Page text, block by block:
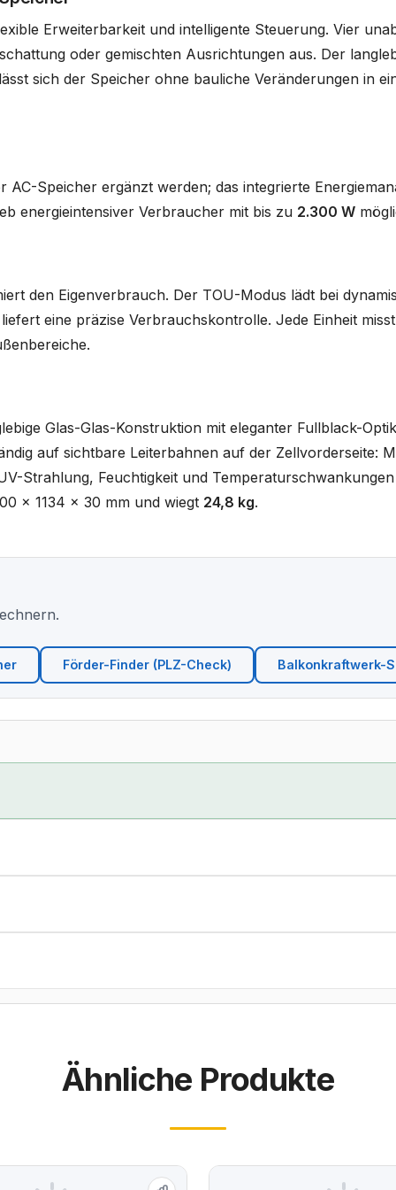
Erweiterbarkeit und intelligente Steuerung. Vier
oder gemischten Ausrichtungen aus. Der
sich der Speicher ohne bauliche Veränderungen in
Speicher ergänzt werden; das integrierte
energieintensiver Verbraucher mit bis zu 2.300 W
den Eigenverbrauch. Der TOU-Modus lädt bei
eine präzise Verbrauchskontrolle. Jede Einheit
Glas-Glas-Konstruktion mit eleganter Fullblack-
auf sichtbare Leiterbahnen auf der Zellvorderseite:
Strahlung, Feuchtigkeit und
x 1134 x 30 mm und wiegt 24,8 kg.
Förder-Finder (PLZ-Check) Balkonkraftwerk-
Ähnliche Produkte